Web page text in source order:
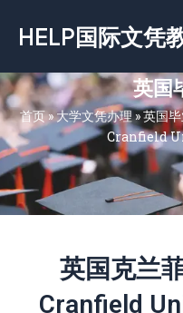
容
HELP国际文凭
英国
首页»大学文凭办理»英国
Cranfield
英国克兰
Cranfield